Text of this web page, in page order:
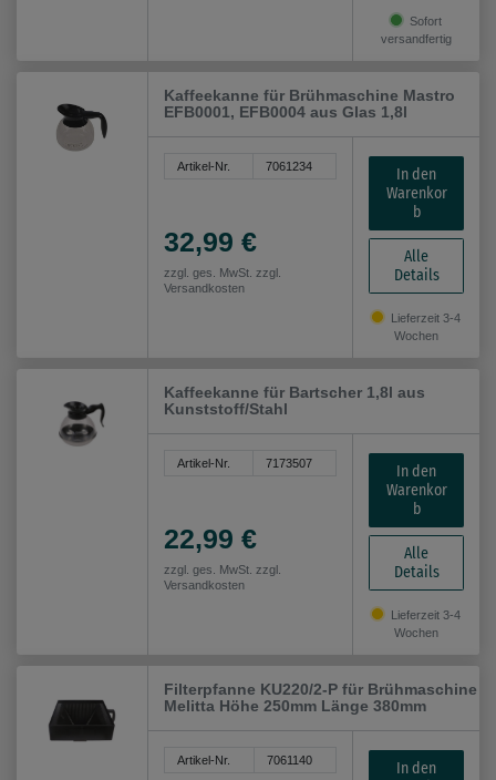
Sofort
versandfertig
Kaffeekanne für Brühmaschine Mastro
EFB0001, EFB0004 aus Glas 1,8l
Artikel-Nr. 7061234
32,99 €
zzgl. ges. MwSt. zzgl.
Versandkosten
In den
Warenkor
b
Alle
Details
Lieferzeit 3-4
Wochen
Kaffeekanne für Bartscher 1,8l aus
Kunststoff/Stahl
Artikel-Nr. 7173507
22,99 €
zzgl. ges. MwSt. zzgl.
Versandkosten
In den
Warenkor
b
Alle
Details
Lieferzeit 3-4
Wochen
Filterpfanne KU220/2-P für Brühmaschine
Melitta Höhe 250mm Länge 380mm
Artikel-Nr. 7061140
In den